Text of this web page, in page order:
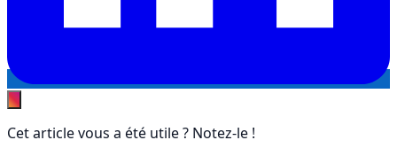
Cet article vous a été utile ? Notez-le !